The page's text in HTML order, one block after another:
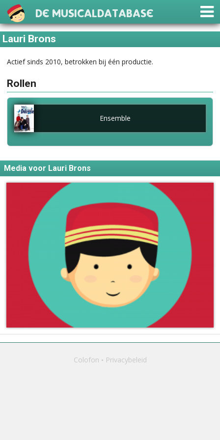
De Musicaldatabase
Lauri Brons
Actief sinds 2010, betrokken bij één productie.
Rollen
Ensemble
Media voor Lauri Brons
Colofon Privacybeleid